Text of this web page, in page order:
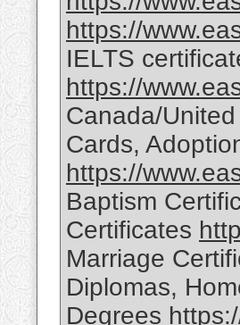
https://
IELTS
https://
Canada/
Cards,
https://
Baptism
Certificates
Marriage
Diplomas,
Degrees